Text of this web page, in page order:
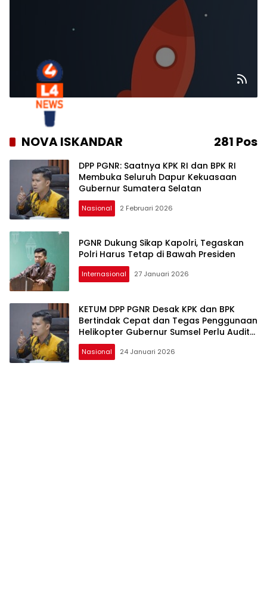
NOVA ISKANDAR 281 Pos
DPP PGNR: Saatnya KPK RI dan BPK RI
Membuka Seluruh Dapur Kekuasaan
Gubernur Sumatera Selatan
Nasional 2 Februari 2026
PGNR Dukung Sikap Kapolri, Tegaskan
Polri Harus Tetap di Bawah Presiden
Internasional 27 Januari 2026
KETUM DPP PGNR Desak KPK dan BPK
Bertindak Cepat dan Tegas Penggunaan
Helikopter Gubernur Sumsel Perlu Audit
Menyeluruh
Nasional 24 Januari 2026